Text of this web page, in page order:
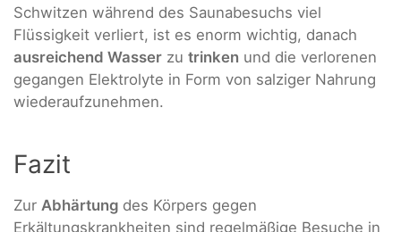
Schwitzen während des Saunabesuchs viel
Flüssigkeit verliert, ist es enorm wichtig, danach
ausreichend Wasser zu trinken und die verlorenen
gegangen Elektrolyte in Form von salziger Nahrung
wiederaufzunehmen.
Fazit
Zur Abhärtung des Körpers gegen
Erkältungskrankheiten sind regelmäßige Besuche in